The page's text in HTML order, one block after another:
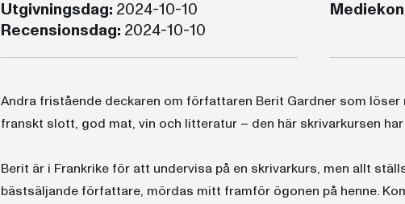
Utgivningsdag: 2024-10-10
Recensionsdag: 2024-10-10
Andra fristående deckaren om författaren Berit Gardner som löser
franskt slott, god mat, vin och litteratur – den här skrivarkursen
Berit är i Frankrike för att undervisa på en skrivarkurs, men allt
bästsäljande författare, mördas mitt framför ögonen på henne.